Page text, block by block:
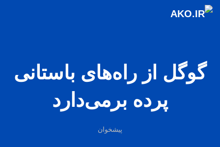
گوگل از راه‌های باستانی
پرده برمی‌دارد
پیشخوان